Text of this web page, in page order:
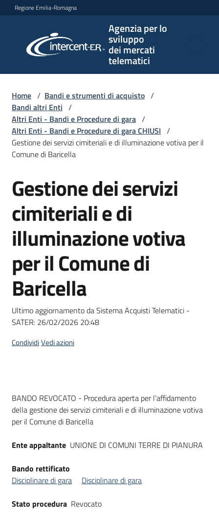
Vai al contenuto
Vai alla navigazione
Vai al footer
Regione Emilia-Romagna
Agenzia per lo
sviluppo
dei mercati
telematici
per lo
sviluppo
telematici
L'Agenzia
Bandi
e
di
Supporto
telematiche
site
Seguici
Home / Bandi e strumenti di acquisto /
Bandi altri Enti /
Altri Enti - Bandi e Procedure di gara /
Altri Enti - Bandi e Procedure di gara CHIUSI /
Gestione dei servizi cimiteriali e di illuminazione votiva per il
Comune di Baricella
Salta al contenuto
Gestione dei servizi
cimiteriali e di
illuminazione votiva
per il Comune di
Baricella
Ultimo aggiornamento da Sistema Acquisti Telematici -
SATER: 26/02/2026 20:48
CondividiVedi azioni
Dati del bando
BANDO REVOCATO - Procedura aperta per l’affidamento
della gestione dei servizi cimiteriali e di illuminazione votiva
per il Comune di Baricella
Ente appaltante UNIONE DI COMUNI TERRE DI PIANURA
Bando rettificato
Disciplinare di gara
Disciplinare di gara
Stato procedura Revocato